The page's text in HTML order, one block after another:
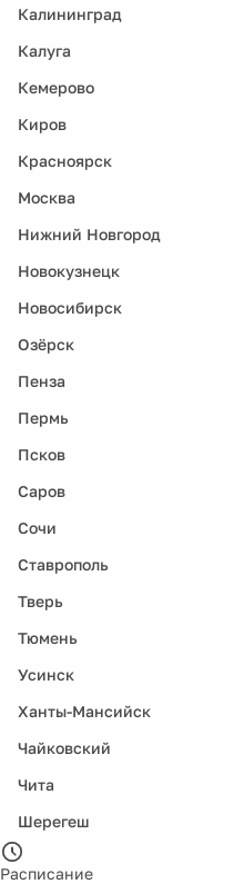
Калининград
Калуга
Кемерово
Киров
Красноярск
Москва
Нижний Новгород
Новокузнецк
Новосибирск
Озёрск
Пенза
Пермь
Псков
Саров
Сочи
Ставрополь
Тверь
Тюмень
Усинск
Ханты-Мансийск
Чайковский
Чита
Шерегеш
Расписание